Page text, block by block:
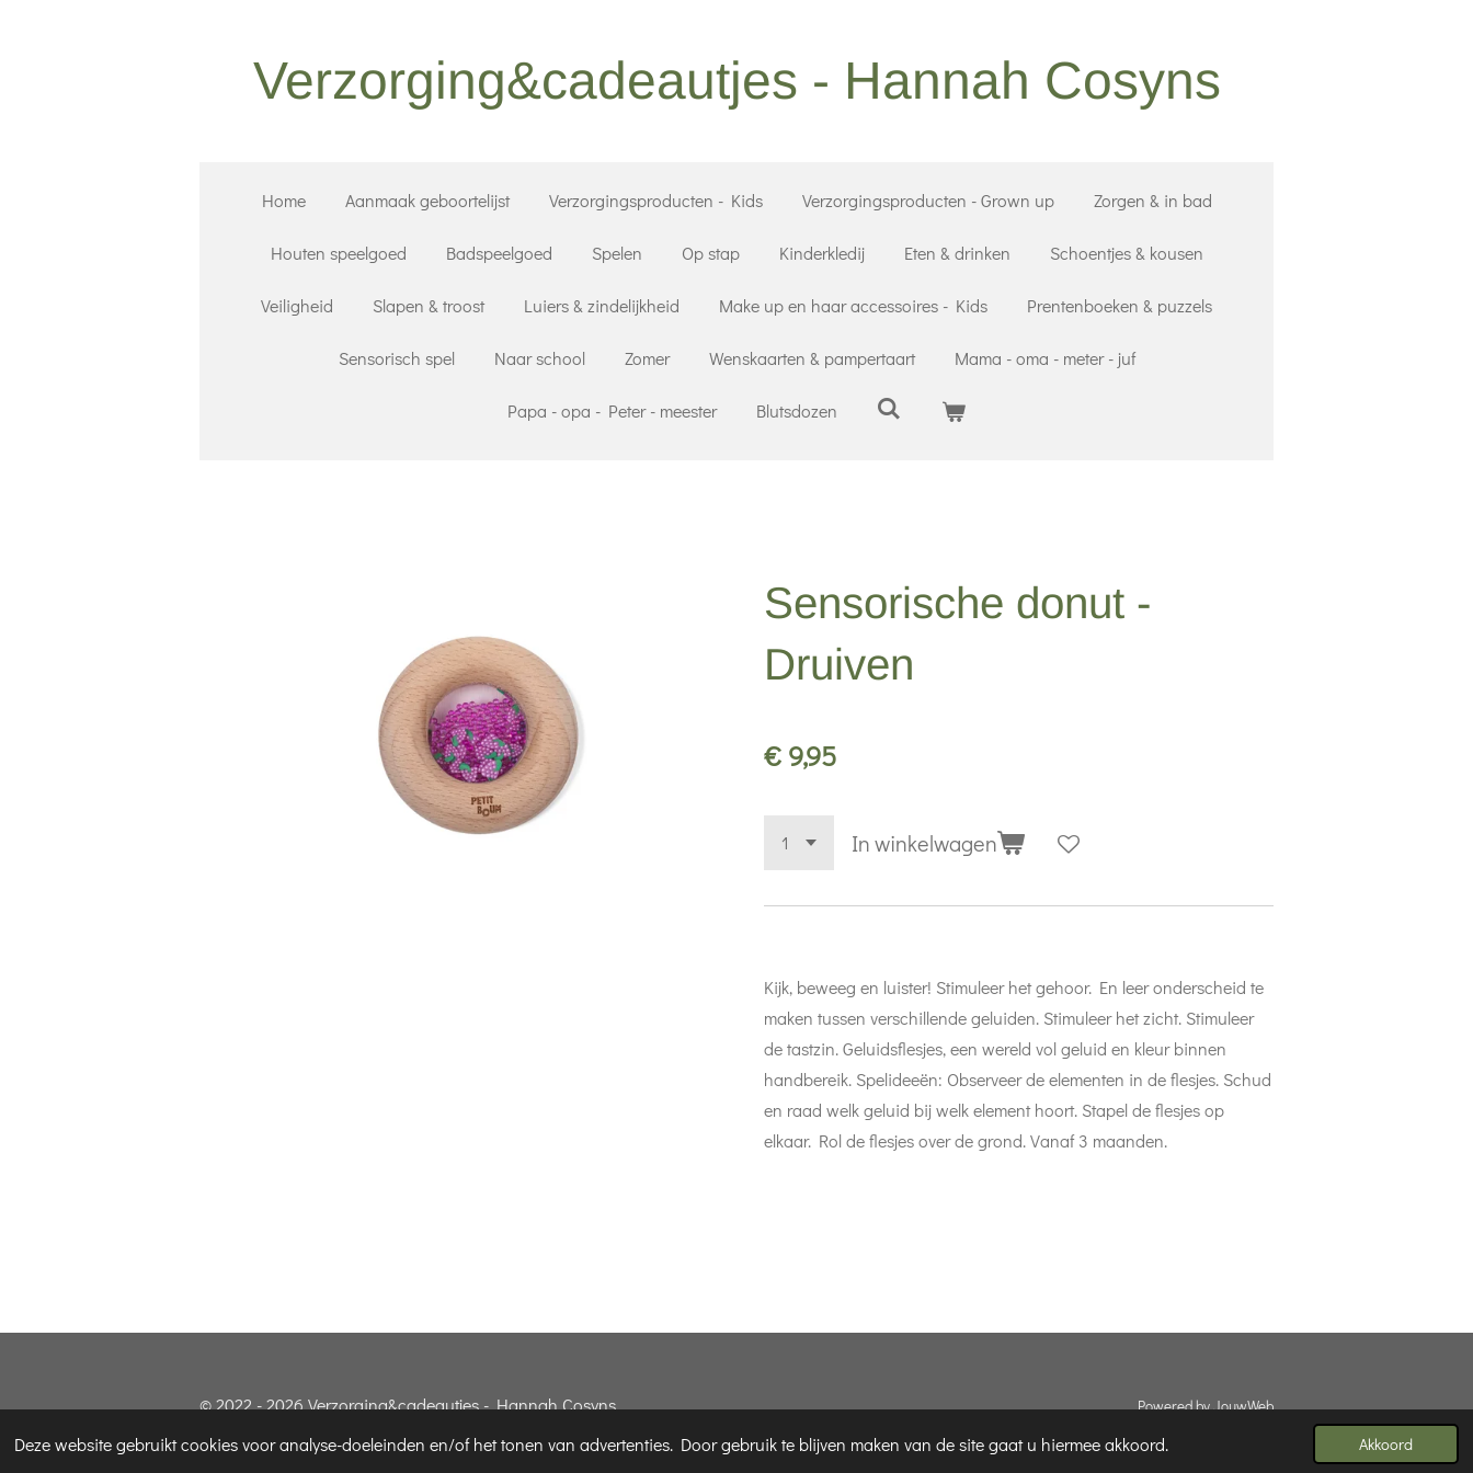
Deze website gebruikt cookies voor analyse-doeleinden en/of het tonen van advertenties. Door gebruik te blijven maken van de site gaat u hiermee akkoord. Akkoord
Verzorging&cadeautjes - Hannah Cosyns
Home Aanmaak geboortelijst Verzorgingsproducten - Kids Verzorgingsproducten - Grown up Zorgen & in bad
Houten speelgoed Badspeelgoed Spelen Op stap Kinderkledij Eten & drinken Schoentjes & kousen
Veiligheid Slapen & troost Luiers & zindelijkheid Make up en haar accessoires - Kids Prentenboeken & puzzels
Sensorisch spel Naar school Zomer Wenskaarten & pampertaart Mama - oma - meter - juf
Papa - opa - Peter - meester Blutsdozen
Sensorische donut -
Druiven
€ 9,95
In winkelwagen
Kijk, beweeg en luister! Stimuleer het gehoor. En leer onderscheid te
maken tussen verschillende geluiden. Stimuleer het zicht. Stimuleer
de tastzin. Geluidsflesjes, een wereld vol geluid en kleur binnen
handbereik. Spelideeën: Observeer de elementen in de flesjes. Schud
en raad welk geluid bij welk element hoort. Stapel de flesjes op
elkaar. Rol de flesjes over de grond. Vanaf 3 maanden.
© 2022 - 2026 Verzorging&cadeautjes - Hannah Cosyns Powered byJouwWeb